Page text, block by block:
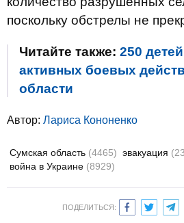
поскольку обстрелы не
Читайте также: 250
активных боевых
области
Автор: Лариса Кононенко
Сумская область (4465) эвакуация
война в Украине (8929)
ПОДЕЛИТЬСЯ: